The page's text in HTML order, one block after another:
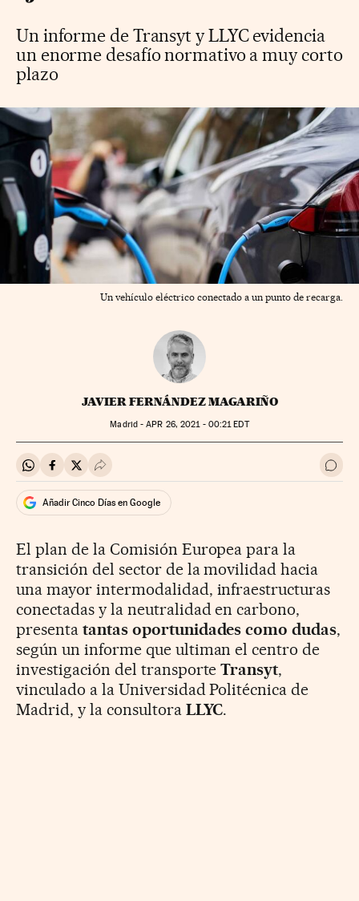
Un informe de Transyt y LLYC evidencia
un enorme desafío normativo a muy corto
plazo
Un vehículo eléctrico conectado a un punto de recarga.
JAVIER FERNÁNDEZ MAGARIÑO
Madrid -APR 26, 2021 - 00:21EDT
Compartir en Whatsapp
Compartir en Facebook
Compartir en Twitter
Desplegar Redes Sociales Ir a
Añadir Cinco Días en Google
El plan de la Comisión Europea para la
transición del sector de la movilidad hacia
una mayor intermodalidad, infraestructuras
conectadas y la neutralidad en carbono,
presentatantas oportunidades como dudas,
según un informe que ultiman el centro de
investigación del transporteTransyt,
vinculado a la Universidad Politécnica de
Madrid, y la consultora LLYC.